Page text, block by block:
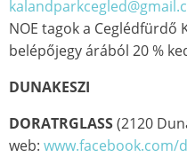
NOE tagok a Ceglédfürdő
belépőjegy árából 20 %
DUNAKESZI
DORATRGLASS(2120
web: www.facebook.com/